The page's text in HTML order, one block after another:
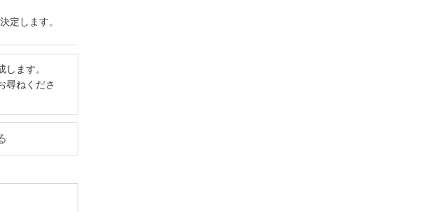
定します。
ます。
尋ねくださ